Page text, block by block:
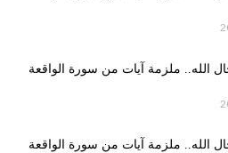
الله.. ملزمة آيات من سورة الواقعة
الله.. ملزمة آيات من سورة الواقعة